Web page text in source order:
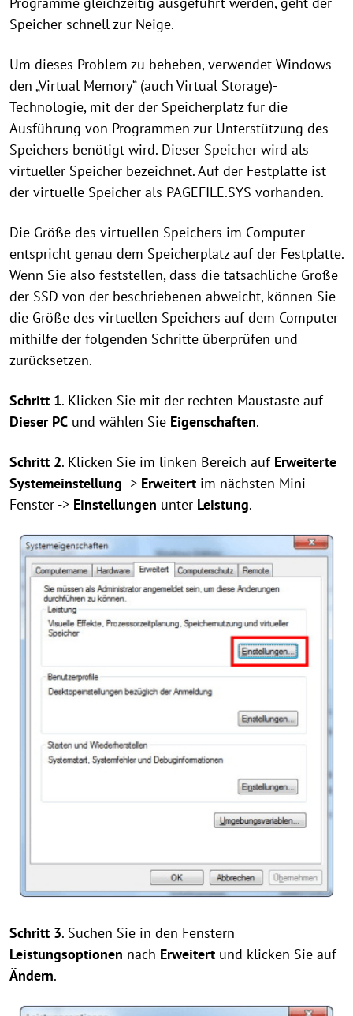
Speicher schnell zur Neige.
Um dieses Problem zu beheben, verwendet Windows
den „Virtual Memory“ (auch Virtual Storage)-
Technologie, mit der der Speicherplatz für die
Ausführung von Programmen zur Unterstützung des
Speichers benötigt wird. Dieser Speicher wird als
virtueller Speicher bezeichnet. Auf der Festplatte ist
der virtuelle Speicher als PAGEFILE.SYS vorhanden.
Die Größe des virtuellen Speichers im Computer
entspricht genau dem Speicherplatz auf der Festplatte.
Wenn Sie also feststellen, dass die tatsächliche Größe
der SSD von der beschriebenen abweicht, können Sie
die Größe des virtuellen Speichers auf dem Computer
mithilfe der folgenden Schritte überprüfen und
zurücksetzen.
Schritt 1. Klicken Sie mit der rechten Maustaste auf
Dieser PC und wählen Sie Eigenschaften.
Schritt 2. Klicken Sie im linken Bereich auf Erweiterte
Systemeinstellung -> Erweitert im nächsten Mini-
Fenster -> Einstellungen unter Leistung.
Schritt 3. Suchen Sie in den Fenstern
Leistungsoptionen nach Erweitert und klicken Sie auf
Ändern.